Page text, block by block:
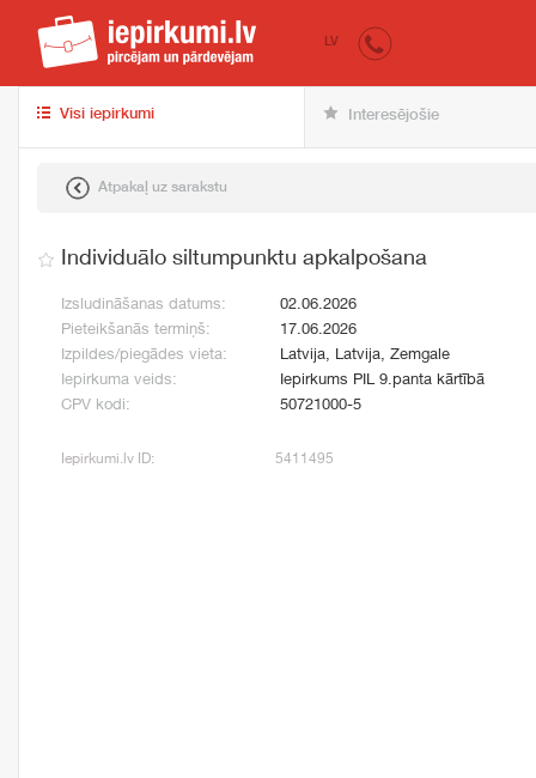
iepirkumi.lv
LV
Visi iepirkumi Interesējošie
Atpakaļ uz sarakstu
Individuālo siltumpunktu apkalpošana
Izsludināšanas datums:
02.06.2026
Pieteikšanās termiņš:
17.06.2026
Izpildes/piegādes vieta:
Latvija, Latvija, Zemgale
Iepirkuma veids:
Iepirkums PIL 9.panta kārtībā
CPV kodi:
50721000-5
Iepirkumi.lv ID: 5411495